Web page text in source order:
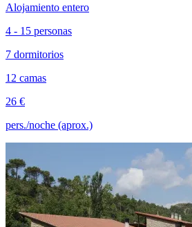
Alojamiento entero
4 - 15 personas
7 dormitorios
12 camas
26 €
pers./noche (aprox.)